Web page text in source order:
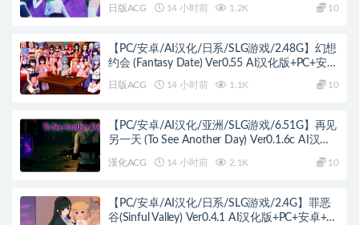
日版ACG 14 小时前 1.2K 10
【PC/安卓/AI汉化/日系/SLG游戏/2.48G】幻想
约会 (Fantasy Date) Ver0.55 AI汉化版+PC+安卓
日版ACG 14 小时前 1.1K 10
【PC/安卓/AI汉化/亚洲/SLG游戏/6.51G】再见
另一天 (To See Another Day) Ver0.1.6c AI汉化
漢化ACG 14 小时前 2.1K 10
【PC/安卓/AI汉化/日系/SLG游戏/2.4G】罪恶
谷(Sinful Valley) Ver0.4.1 AI汉化版+PC+安卓+日